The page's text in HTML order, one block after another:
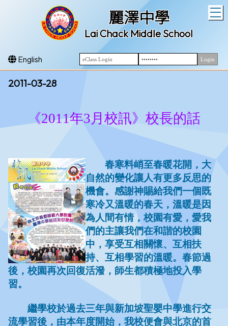
麗澤中學
Lai Chack Middle School
English
2011-03-28